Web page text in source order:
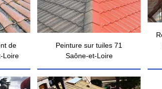
de
Loire
Peinture sur tuiles 71
Saône-et-Loire